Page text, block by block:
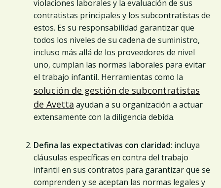
violaciones laborales y la evaluación de sus
contratistas principales y los subcontratistas de
estos. Es su responsabilidad garantizar que
todos los niveles de su cadena de suministro,
incluso más allá de los proveedores de nivel
uno, cumplan las normas laborales para evitar
el trabajo infantil. Herramientas como la
solución de gestión de subcontratistas
de Avetta ayudan a su organización a actuar
extensamente con la diligencia debida.
Defina las expectativas con claridad: incluya
cláusulas específicas en contra del trabajo
infantil en sus contratos para garantizar que se
comprenden y se aceptan las normas legales y